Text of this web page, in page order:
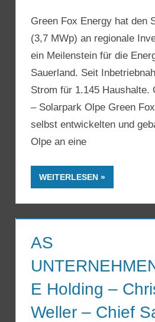
Green Fox Energy hat den
(3,7 MWp) an regionale
ein Meilenstein für die
Sauerland. Seit
Strom für 1.145 Haushalte.
– Solarpark Olpe Green
selbst entwickelten und
Olpe an eine
WEITERLESEN
AS
E Holding –
Weller – Chief